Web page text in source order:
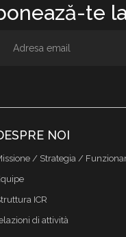
te
NOI
/ Strategia /
ICR
di attività